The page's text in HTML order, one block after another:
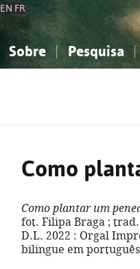
EN FR
Sobre Pesquisa
Como
Como plantar um
fot. Filipa Braga ;
D.L. 2022 : Orgal
bilingue em português